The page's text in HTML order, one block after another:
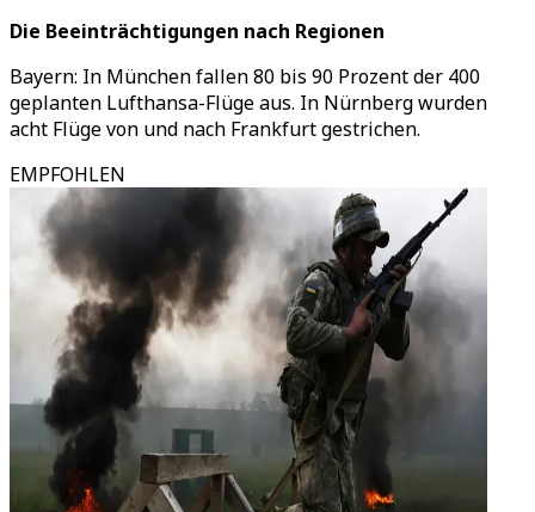
Die Beeinträchtigungen nach Regionen
Bayern: In München fallen 80 bis 90 Prozent der 400
geplanten Lufthansa-Flüge aus. In Nürnberg wurden
acht Flüge von und nach Frankfurt gestrichen.
EMPFOHLEN